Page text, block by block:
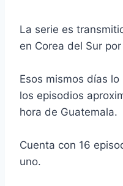
La serie es
en Corea del Sur por
Esos mismos días
los episodios
hora de Guatemala.
Cuenta con 16
uno.